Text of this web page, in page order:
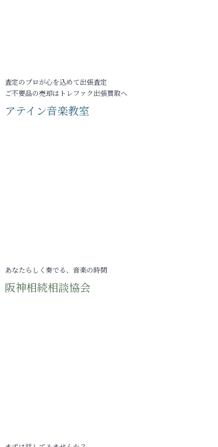
査定のプロが心を込めて出張査定
ご不要品の売却はトレファク出張買取へ
アテイン音楽教室
あなたらしく奏でる、音楽の時間
阪神相続相談協会